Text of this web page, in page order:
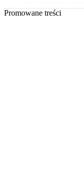
Promowane treści